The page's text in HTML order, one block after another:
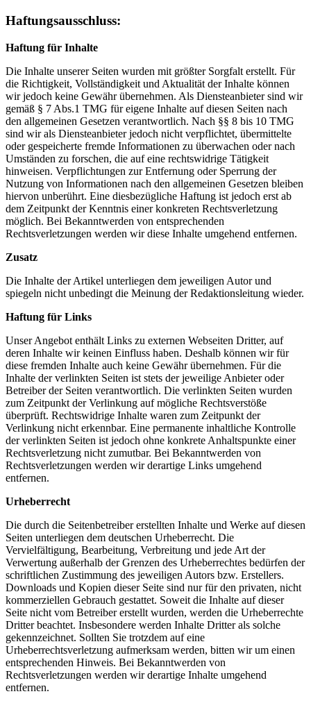
Haftungsausschluss:
Haftung für Inhalte
Die Inhalte unserer Seiten wurden mit größter Sorgfalt erstellt. Für
die Richtigkeit, Vollständigkeit und Aktualität der Inhalte können
wir jedoch keine Gewähr übernehmen. Als Diensteanbieter sind wir
gemäß § 7 Abs.1 TMG für eigene Inhalte auf diesen Seiten nach
den allgemeinen Gesetzen verantwortlich. Nach §§ 8 bis 10 TMG
sind wir als Diensteanbieter jedoch nicht verpflichtet, übermittelte
oder gespeicherte fremde Informationen zu überwachen oder nach
Umständen zu forschen, die auf eine rechtswidrige Tätigkeit
hinweisen. Verpflichtungen zur Entfernung oder Sperrung der
Nutzung von Informationen nach den allgemeinen Gesetzen bleiben
hiervon unberührt. Eine diesbezügliche Haftung ist jedoch erst ab
dem Zeitpunkt der Kenntnis einer konkreten Rechtsverletzung
möglich. Bei Bekanntwerden von entsprechenden
Rechtsverletzungen werden wir diese Inhalte umgehend entfernen.
Zusatz
Die Inhalte der Artikel unterliegen dem jeweiligen Autor und
spiegeln nicht unbedingt die Meinung der Redaktionsleitung wieder.
Haftung für Links
Unser Angebot enthält Links zu externen Webseiten Dritter, auf
deren Inhalte wir keinen Einfluss haben. Deshalb können wir für
diese fremden Inhalte auch keine Gewähr übernehmen. Für die
Inhalte der verlinkten Seiten ist stets der jeweilige Anbieter oder
Betreiber der Seiten verantwortlich. Die verlinkten Seiten wurden
zum Zeitpunkt der Verlinkung auf mögliche Rechtsverstöße
überprüft. Rechtswidrige Inhalte waren zum Zeitpunkt der
Verlinkung nicht erkennbar. Eine permanente inhaltliche Kontrolle
der verlinkten Seiten ist jedoch ohne konkrete Anhaltspunkte einer
Rechtsverletzung nicht zumutbar. Bei Bekanntwerden von
Rechtsverletzungen werden wir derartige Links umgehend
entfernen.
Urheberrecht
Die durch die Seitenbetreiber erstellten Inhalte und Werke auf diesen
Seiten unterliegen dem deutschen Urheberrecht. Die
Vervielfältigung, Bearbeitung, Verbreitung und jede Art der
Verwertung außerhalb der Grenzen des Urheberrechtes bedürfen der
schriftlichen Zustimmung des jeweiligen Autors bzw. Erstellers.
Downloads und Kopien dieser Seite sind nur für den privaten, nicht
kommerziellen Gebrauch gestattet. Soweit die Inhalte auf dieser
Seite nicht vom Betreiber erstellt wurden, werden die Urheberrechte
Dritter beachtet. Insbesondere werden Inhalte Dritter als solche
gekennzeichnet. Sollten Sie trotzdem auf eine
Urheberrechtsverletzung aufmerksam werden, bitten wir um einen
entsprechenden Hinweis. Bei Bekanntwerden von
Rechtsverletzungen werden wir derartige Inhalte umgehend
entfernen.